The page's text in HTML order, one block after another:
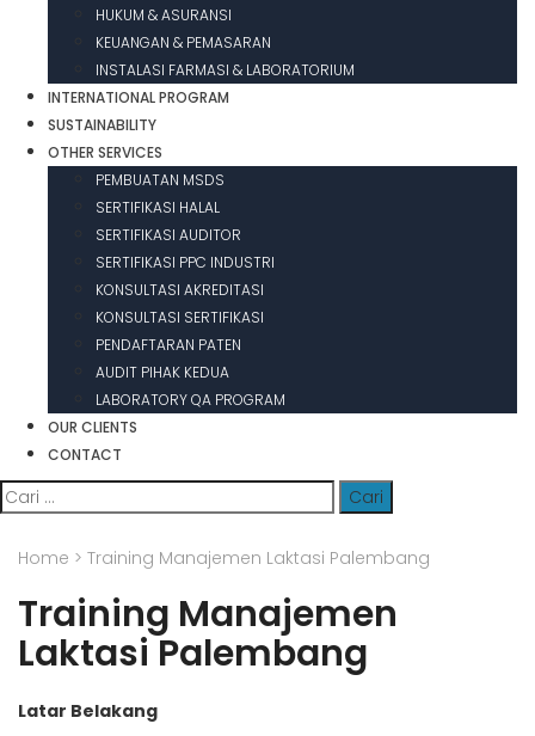
HUKUM & ASURANSI
KEUANGAN & PEMASARAN
INSTALASI FARMASI & LABORATORIUM
INTERNATIONAL PROGRAM
SUSTAINABILITY
OTHER SERVICES
PEMBUATAN MSDS
SERTIFIKASI HALAL
SERTIFIKASI AUDITOR
SERTIFIKASI PPC INDUSTRI
KONSULTASI AKREDITASI
KONSULTASI SERTIFIKASI
PENDAFTARAN PATEN
AUDIT PIHAK KEDUA
LABORATORY QA PROGRAM
OUR CLIENTS
CONTACT
Cari
untuk:
Home > Training Manajemen Laktasi Palembang
Training Manajemen
Laktasi Palembang
Latar Belakang